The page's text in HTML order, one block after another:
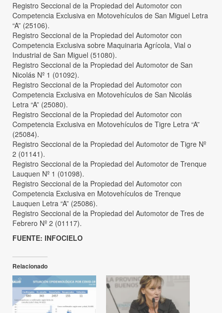
Registro Seccional de la Propiedad del Automotor con
Competencia Exclusiva en Motovehículos de San Miguel Letra
“A” (25106).
Registro Seccional de la Propiedad del Automotor con
Competencia Exclusiva sobre Maquinaria Agrícola, Vial o
Industrial de San Miguel (51080).
Registro Seccional de la Propiedad del Automotor de San
Nicolás Nº 1 (01092).
Registro Seccional de la Propiedad del Automotor con
Competencia Exclusiva en Motovehículos de San Nicolás
Letra “A” (25080).
Registro Seccional de la Propiedad del Automotor con
Competencia Exclusiva en Motovehículos de Tigre Letra “A”
(25084).
Registro Seccional de la Propiedad del Automotor de Tigre Nº
2 (01141).
Registro Seccional de la Propiedad del Automotor de Trenque
Lauquen Nº 1 (01098).
Registro Seccional de la Propiedad del Automotor con
Competencia Exclusiva en Motovehículos de Trenque
Lauquen Letra “A” (25086).
Registro Seccional de la Propiedad del Automotor de Tres de
Febrero Nº 2 (01117).
FUENTE: INFOCIELO
Relacionado